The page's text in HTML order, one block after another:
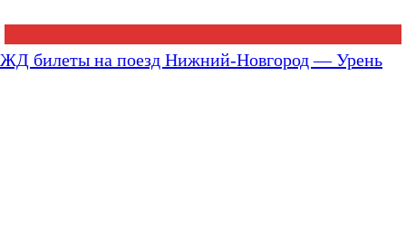
ЖД билеты на поезд Нижний-Новгород — Урень